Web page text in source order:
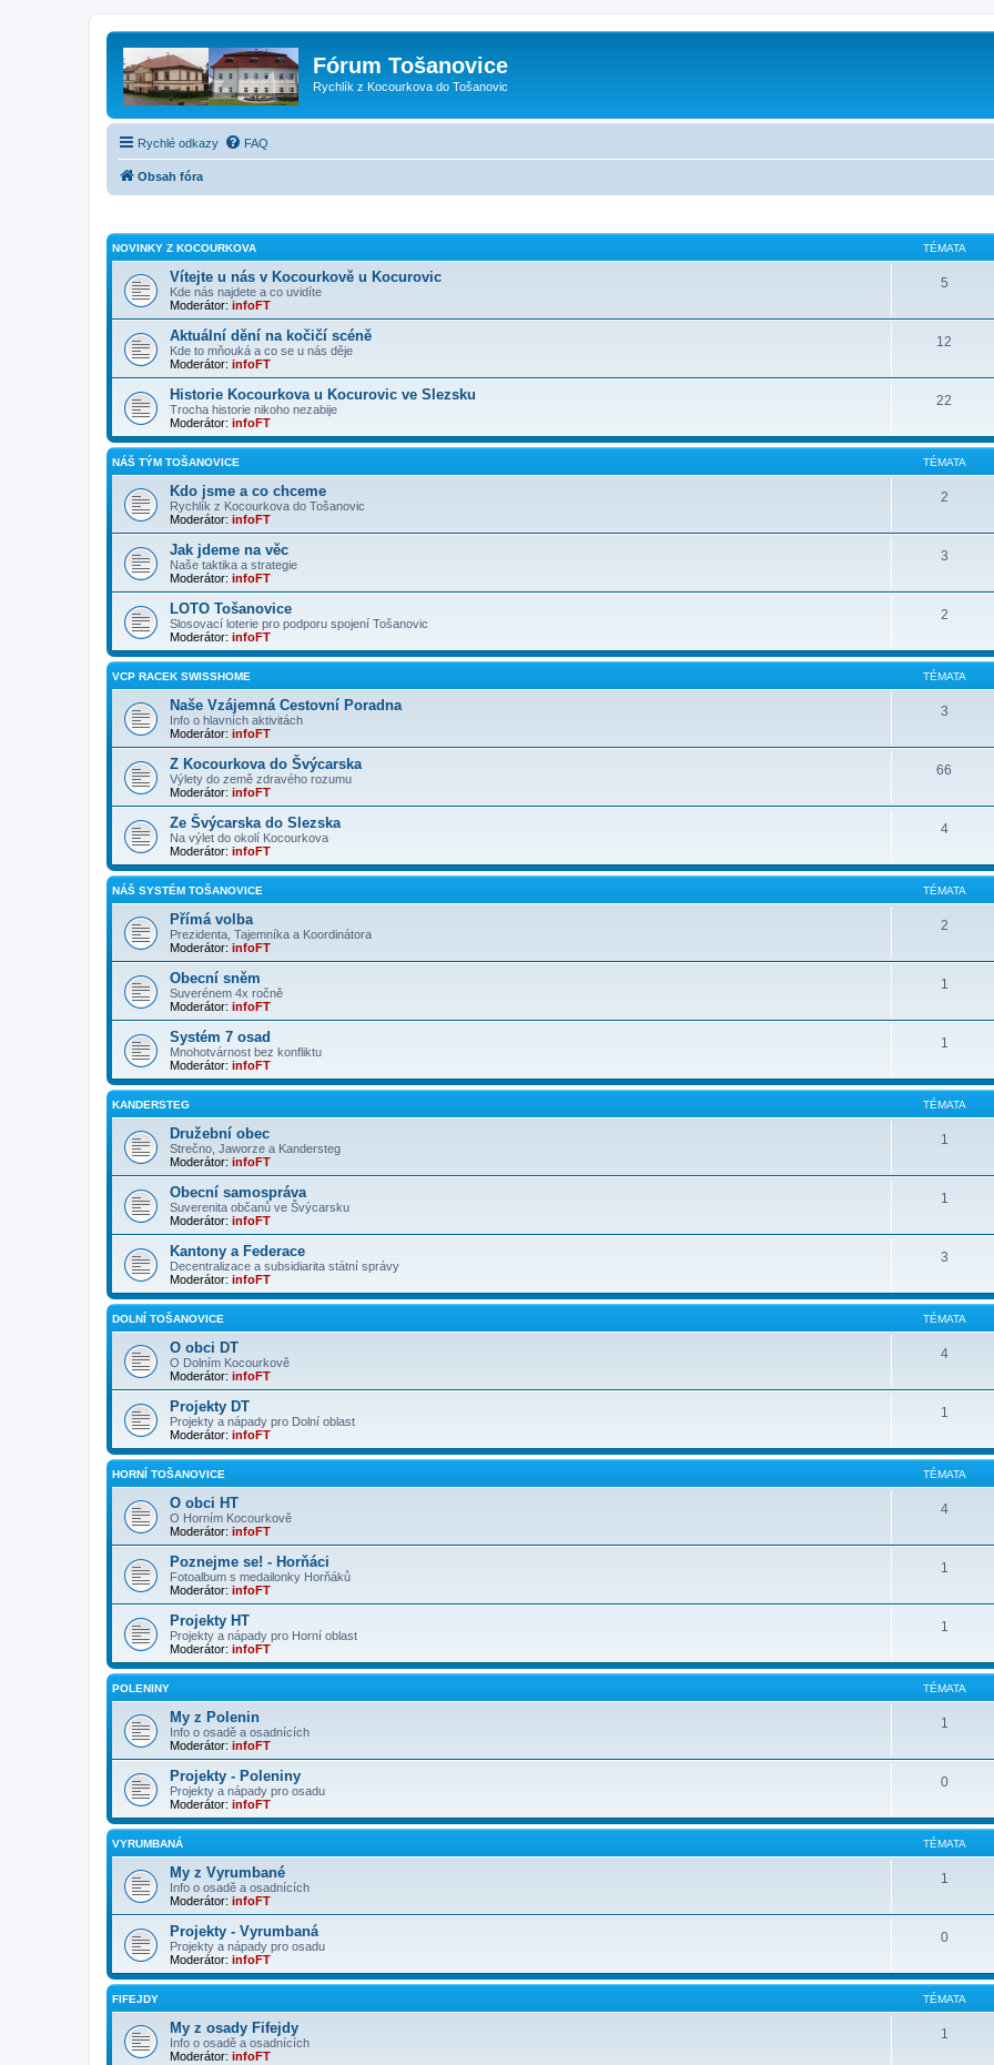
Fórum Tošanovice
Rychlík z Kocourkova do Tošanovic
Rychlé odkazy FAQ
Obsah fóra
NOVINKY Z KOCOURKOVA TÉMATA
Vítejte u nás v Kocourkově u Kocurovic
Kde nás najdete a co uvidíte
Moderátor: infoFT
5
Aktuální dění na kočičí scéně
Kde to mňouká a co se u nás děje
Moderátor: infoFT
12
Historie Kocourkova u Kocurovic ve Slezsku
Trocha historie nikoho nezabije
Moderátor: infoFT
22
NÁŠ TÝM TOŠANOVICE TÉMATA
Kdo jsme a co chceme
Rychlík z Kocourkova do Tošanovic
Moderátor: infoFT
2
Jak jdeme na věc
Naše taktika a strategie
Moderátor: infoFT
3
LOTO Tošanovice
Slosovací loterie pro podporu spojení Tošanovic
Moderátor: infoFT
2
VCP RACEK SWISSHOME TÉMATA
Naše Vzájemná Cestovní Poradna
Info o hlavních aktivitách
Moderátor: infoFT
3
Z Kocourkova do Švýcarska
Výlety do země zdravého rozumu
Moderátor: infoFT
66
Ze Švýcarska do Slezska
Na výlet do okolí Kocourkova
Moderátor: infoFT
4
NÁŠ SYSTÉM TOŠANOVICE TÉMATA
Přímá volba
Prezidenta, Tajemníka a Koordinátora
Moderátor: infoFT
2
Obecní sněm
Suverénem 4x ročně
Moderátor: infoFT
1
Systém 7 osad
Mnohotvárnost bez konfliktu
Moderátor: infoFT
1
KANDERSTEG TÉMATA
Družební obec
Strečno, Jaworze a Kandersteg
Moderátor: infoFT
1
Obecní samospráva
Suverenita občanů ve Švýcarsku
Moderátor: infoFT
1
Kantony a Federace
Decentralizace a subsidiarita státní správy
Moderátor: infoFT
3
DOLNÍ TOŠANOVICE TÉMATA
O obci DT
O Dolním Kocourkově
Moderátor: infoFT
4
Projekty DT
Projekty a nápady pro Dolní oblast
Moderátor: infoFT
1
HORNÍ TOŠANOVICE TÉMATA
O obci HT
O Horním Kocourkově
Moderátor: infoFT
4
Poznejme se! - Horňáci
Fotoalbum s medailonky Horňáků
Moderátor: infoFT
1
Projekty HT
Projekty a nápady pro Horní oblast
Moderátor: infoFT
1
POLENINY TÉMATA
My z Polenin
Info o osadě a osadnících
Moderátor: infoFT
1
Projekty - Poleniny
Projekty a nápady pro osadu
Moderátor: infoFT
0
VYRUMBANÁ TÉMATA
My z Vyrumbané
Info o osadě a osadnících
Moderátor: infoFT
1
Projekty - Vyrumbaná
Projekty a nápady pro osadu
Moderátor: infoFT
0
FIFEJDY TÉMATA
My z osady Fifejdy
Info o osadě a osadnících
Moderátor: infoFT
1